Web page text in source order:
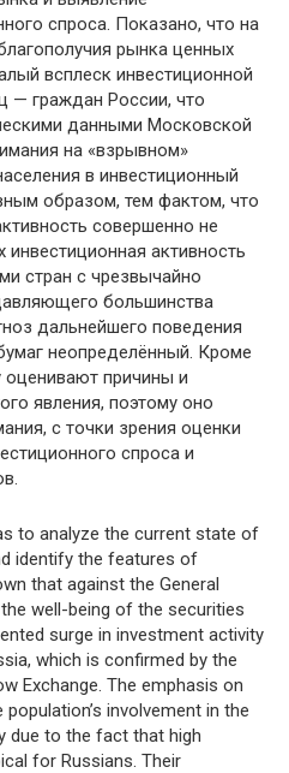
спроса. Показано, что на
рынка ценных
всплеск инвестиционной
— граждан России, что
данными Московской
на «взрывном»
в инвестиционный
образом, тем фактом, что
совершенно не
активность
стран с чрезвычайно
большинства
дальнейшего поведения
неопределённый. Кроме
оценивают причины и
явления, поэтому оно
с точки зрения оценки
спроса и
to analyze the current state of
identify the features of
that against the General
well-being of the securities
surge in investment activity
which is confirmed by the
Exchange. The emphasis on
involvement in the
due to the fact that high
for Russians. Their